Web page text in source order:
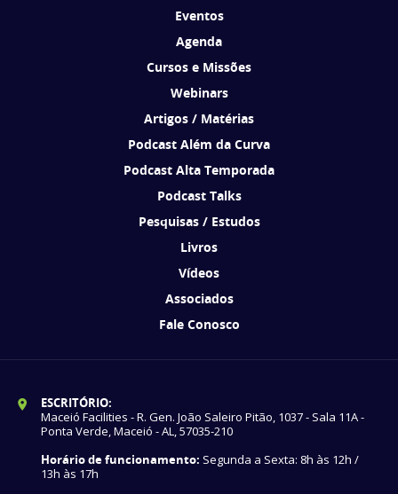
Eventos
Agenda
Cursos e Missões
Webinars
Artigos / Matérias
Podcast Além da Curva
Podcast Alta Temporada
Podcast Talks
Pesquisas / Estudos
Livros
Vídeos
Associados
Fale Conosco
ESCRITÓRIO:
Maceió Facilities - R. Gen. João Saleiro Pitão, 1037 - Sala 11A -
Ponta Verde, Maceió - AL, 57035-210
Horário de funcionamento: Segunda a Sexta: 8h às 12h /
13h às 17h